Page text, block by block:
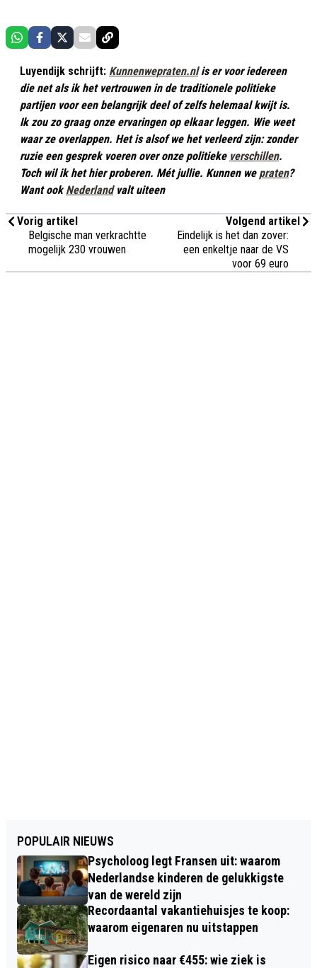
Luyendijk schrijft: Kunnenwepraten.nlis er voor iedereen
die net als ik het vertrouwen in de traditionele politieke
partijen voor een belangrijk deel of zelfs helemaal kwijt is.
Ik zou zo graag onze ervaringen op elkaar leggen. Wie weet
waar ze overlappen. Het is alsof we het verleerd zijn: zonder
ruzie een gesprek voeren over onze politieke verschillen.
Toch wil ik het hier proberen. Mét jullie. Kunnen we praten?
Want ookNederlandvalt uiteen
Vorig artikel
Belgische man verkrachtte
mogelijk 230 vrouwen
Volgend artikel
Eindelijk is het dan zover:
een enkeltje naar de VS
voor 69 euro
POPULAIR NIEUWS
Psycholoog legt Fransen uit: waarom
Nederlandse kinderen de gelukkigste
van de wereld zijn
Recordaantal vakantiehuisjes te koop:
waarom eigenaren nu uitstappen
Eigen risico naar €455: wie ziek is